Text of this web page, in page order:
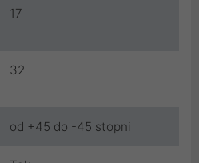
17
32
od +45 do -45 stopni